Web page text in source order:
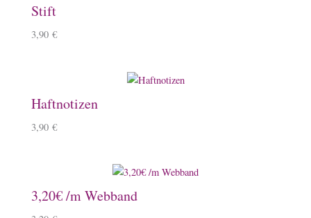
Stift
3,90 €
Haftnotizen
3,90 €
3,20€ /m Webband